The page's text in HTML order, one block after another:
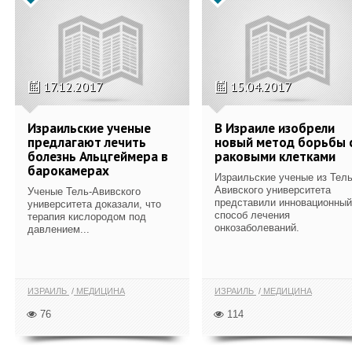
17.12.2017
Израильские ученые
предлагают лечить
болезнь Альцгеймера в
барокамерах
Ученые Тель-Авивского
университета доказали, что
терапия кислородом под
давлением...
ИЗРАИЛЬ МЕДИЦИНА
76
15.04.2017
В Израиле изобрели
новый метод борьбы
раковыми клетками
Израильские ученые из
Авивского университета
представили инновационный
способ лечения
онкозаболеваний.
ИЗРАИЛЬ МЕДИЦИНА
114